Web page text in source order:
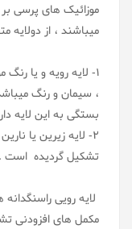
موزائیک های پرسی
میباشند ، از دولایه
1- لایه رویه و یا
، سیمان و رنگ
بستگی به این لایه
2- لایه زیرین یا
تشکیل گردیده است .
لایه رویی
مکمل های افزودنی